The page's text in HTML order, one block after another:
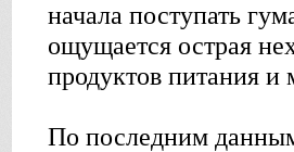
начала поступать
ощущается острая
продуктов питания и
По последним